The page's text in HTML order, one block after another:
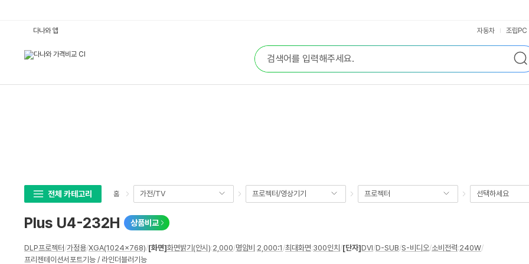
합
검
색
다나와 앱 자동차 조립PC
전체 카테고리 홈 가전/TV 프로젝터/영상기기 프로젝터 선택하세요
Plus U4-232H 상품비교
상
세
DLP프로젝터 /가정용/XGA(1024x768)/[화면]화면밝기(안시):2,000/명암비 :2,000:1 /최대화면:300인치 /[단자]DVI/D-SUB/S-비디오/소비전력:240W/
프리젠테이션서포트기능 / 라인더블러기능